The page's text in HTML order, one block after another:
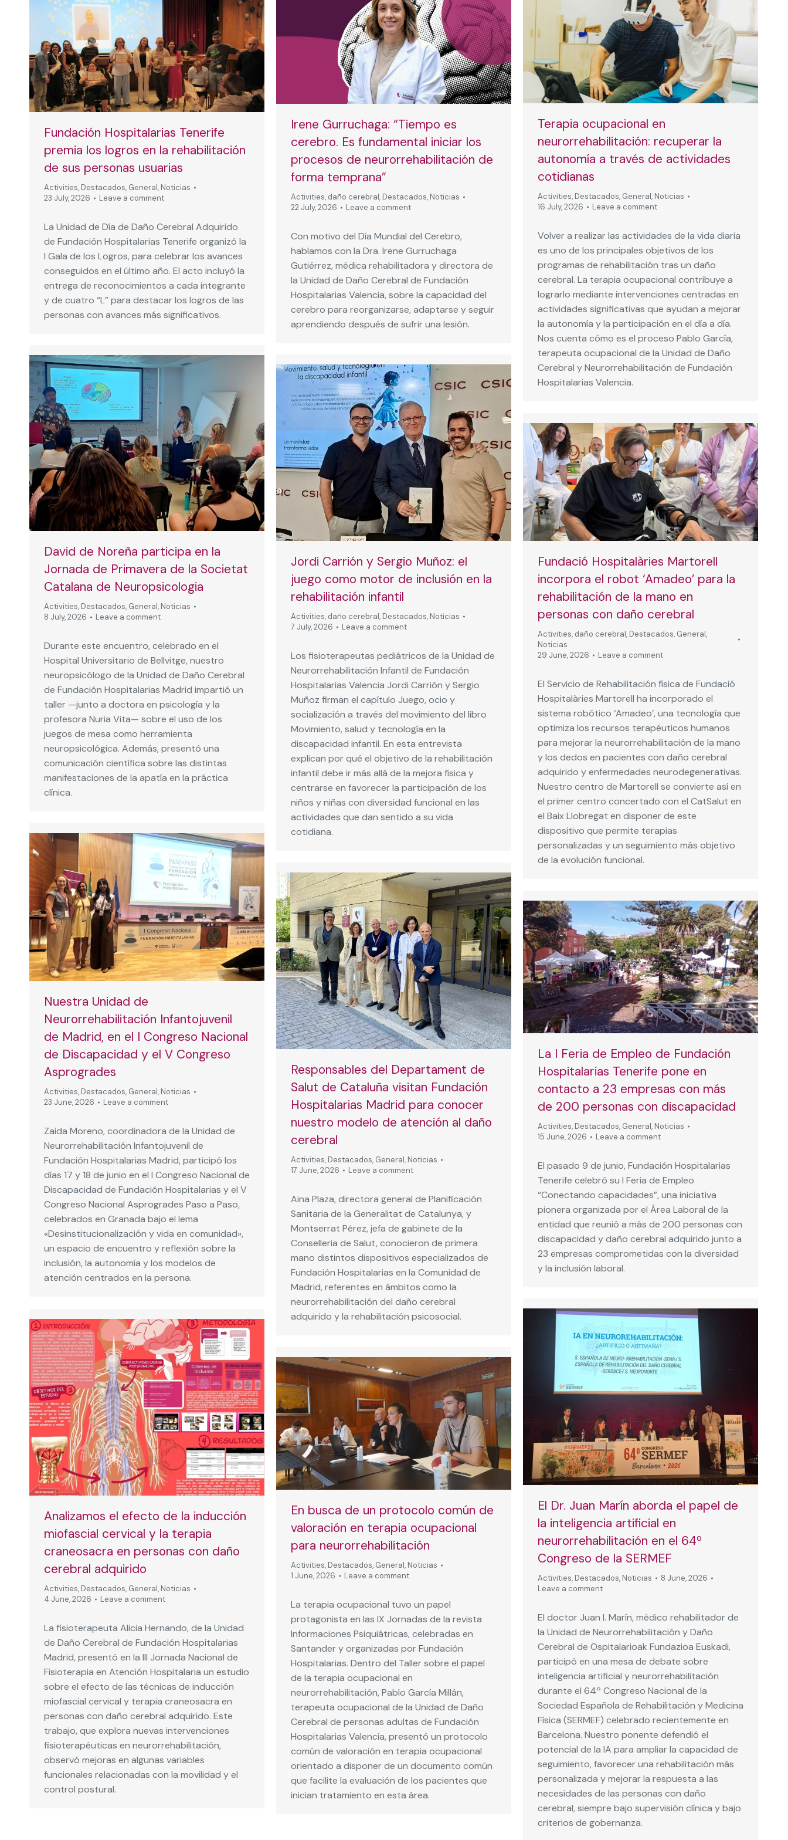
Fundación Hospitalarias Tenerife
premia los logros en la rehabilitación
de sus personas usuarias
Activities, Destacados, General, Noticias
23 July, 2026
Leave a comment
La Unidad de Día de Daño Cerebral Adquirido
de Fundación Hospitalarias Tenerife organizó la
I Gala de los Logros, para celebrar los avances
conseguidos en el último año. El acto incluyó la
entrega de reconocimientos a cada integrante
y de cuatro “L” para destacar los logros de las
personas con avances más significativos.
Irene Gurruchaga: “Tiempo es
cerebro. Es fundamental iniciar los
procesos de neurorrehabilitación de
forma temprana”
Activities, daño cerebral, Destacados, Noticias
22 July, 2026
Leave a comment
Con motivo del Día Mundial del Cerebro,
hablamos con la Dra. Irene Gurruchaga
Gutiérrez, médica rehabilitadora y directora de
la Unidad de Daño Cerebral de Fundación
Hospitalarias Valencia, sobre la capacidad del
cerebro para reorganizarse, adaptarse y seguir
aprendiendo después de sufrir una lesión.
Terapia ocupacional en
neurorrehabilitación: recuperar la
autonomía a través de actividades
cotidianas
Activities, Destacados, General, Noticias
16 July, 2026
Leave a comment
Volver a realizar las actividades de la vida diaria
es uno de los principales objetivos de los
programas de rehabilitación tras un daño
cerebral. La terapia ocupacional contribuye a
lograrlo mediante intervenciones centradas en
actividades significativas que ayudan a mejorar
la autonomía y la participación en el día a día.
Nos cuenta cómo es el proceso Pablo García,
terapeuta ocupacional de la Unidad de Daño
Cerebral y Neurorrehabilitación de Fundación
Hospitalarias Valencia.
David de Noreña participa en la
Jornada de Primavera de la Societat
Catalana de Neuropsicologia
Activities, Destacados, General, Noticias
8 July, 2026
Leave a comment
Durante este encuentro, celebrado en el
Hospital Universitario de Bellvitge, nuestro
neuropsicólogo de la Unidad de Daño Cerebral
de Fundación Hospitalarias Madrid impartió un
taller —junto a doctora en psicología y la
profesora Nuria Vita— sobre el uso de los
juegos de mesa como herramienta
neuropsicológica. Además, presentó una
comunicación científica sobre las distintas
manifestaciones de la apatía en la práctica
clínica.
Jordi Carrión y Sergio Muñoz: el
juego como motor de inclusión en la
rehabilitación infantil
Activities, daño cerebral, Destacados, Noticias
7 July, 2026
Leave a comment
Los fisioterapeutas pediátricos de la Unidad de
Neurorrehabilitación Infantil de Fundación
Hospitalarias Valencia Jordi Carrión y Sergio
Muñoz firman el capítulo Juego, ocio y
socialización a través del movimiento del libro
Movimiento, salud y tecnología en la
discapacidad infantil. En esta entrevista
explican por qué el objetivo de la rehabilitación
infantil debe ir más allá de la mejora física y
centrarse en favorecer la participación de los
niños y niñas con diversidad funcional en las
actividades que dan sentido a su vida
cotidiana.
Fundació Hospitalàries Martorell
incorpora el robot ‘Amadeo’ para la
rehabilitación de la mano en
personas con daño cerebral
Activities, daño cerebral, Destacados, General,
Noticias
29 June, 2026
Leave a comment
El Servicio de Rehabilitación física de Fundació
Hospitalàries Martorell ha incorporado el
sistema robótico ‘Amadeo’, una tecnología que
optimiza los recursos terapéuticos humanos
para mejorar la neurorrehabilitación de la mano
y los dedos en pacientes con daño cerebral
adquirido y enfermedades neurodegenerativas.
Nuestro centro de Martorell se convierte así en
el primer centro concertado con el CatSalut en
el Baix Llobregat en disponer de este
dispositivo que permite terapias
personalizadas y un seguimiento más objetivo
de la evolución funcional.
Nuestra Unidad de
Neurorrehabilitación Infantojuvenil
de Madrid, en el I Congreso Nacional
de Discapacidad y el V Congreso
Asprogrades
Activities, Destacados, General, Noticias
23 June, 2026
Leave a comment
Zaida Moreno, coordinadora de la Unidad de
Neurorrehabilitación Infantojuvenil de
Fundación Hospitalarias Madrid, participó los
días 17 y 18 de junio en el I Congreso Nacional de
Discapacidad de Fundación Hospitalarias y el V
Congreso Nacional Asprogrades Paso a Paso,
celebrados en Granada bajo el lema
«Desinstitucionalización y vida en comunidad»,
un espacio de encuentro y reflexión sobre la
inclusión, la autonomía y los modelos de
atención centrados en la persona.
Responsables del Departament de
Salut de Cataluña visitan Fundación
Hospitalarias Madrid para conocer
nuestro modelo de atención al daño
cerebral
Activities, Destacados, General, Noticias
17 June, 2026
Leave a comment
Aina Plaza, directora general de Planificación
Sanitaria de la Generalitat de Catalunya, y
Montserrat Pérez, jefa de gabinete de la
Conselleria de Salut, conocieron de primera
mano distintos dispositivos especializados de
Fundación Hospitalarias en la Comunidad de
Madrid, referentes en ámbitos como la
neurorrehabilitación del daño cerebral
adquirido y la rehabilitación psicosocial.
La I Feria de Empleo de Fundación
Hospitalarias Tenerife pone en
contacto a 23 empresas con más
de 200 personas con discapacidad
Activities, Destacados, General, Noticias
15 June, 2026
Leave a comment
El pasado 9 de junio, Fundación Hospitalarias
Tenerife celebró su I Feria de Empleo
“Conectando capacidades”, una iniciativa
pionera organizada por el Área Laboral de la
entidad que reunió a más de 200 personas con
discapacidad y daño cerebral adquirido junto a
23 empresas comprometidas con la diversidad
y la inclusión laboral.
El Dr. Juan Marín aborda el papel de
la inteligencia artificial en
neurorrehabilitación en el 64º
Congreso de la SERMEF
Activities, Destacados, Noticias
8 June, 2026
Leave a comment
El doctor Juan I. Marín, médico rehabilitador de
la Unidad de Neurorrehabilitación y Daño
Cerebral de Ospitalarioak Fundazioa Euskadi,
participó en una mesa de debate sobre
inteligencia artificial y neurorrehabilitación
durante el 64º Congreso Nacional de la
Sociedad Española de Rehabilitación y Medicina
Física (SERMEF) celebrado recientemente en
Barcelona. Nuestro ponente defendió el
potencial de la IA para ampliar la capacidad de
seguimiento, favorecer una rehabilitación más
personalizada y mejorar la respuesta a las
necesidades de las personas con daño
cerebral, siempre bajo supervisión clínica y bajo
criterios de gobernanza.
Analizamos el efecto de la inducción
miofascial cervical y la terapia
craneosacra en personas con daño
cerebral adquirido
Activities, Destacados, General, Noticias
4 June, 2026
Leave a comment
La fisioterapeuta Alicia Hernando, de la Unidad
de Daño Cerebral de Fundación Hospitalarias
Madrid, presentó en la III Jornada Nacional de
Fisioterapia en Atención Hospitalaria un estudio
sobre el efecto de las técnicas de inducción
miofascial cervical y terapia craneosacra en
personas con daño cerebral adquirido. Este
trabajo, que explora nuevas intervenciones
fisioterapéuticas en neurorrehabilitación,
observó mejoras en algunas variables
funcionales relacionadas con la movilidad y el
control postural.
En busca de un protocolo común de
valoración en terapia ocupacional
para neurorrehabilitación
Activities, Destacados, General, Noticias
1 June, 2026
Leave a comment
La terapia ocupacional tuvo un papel
protagonista en las IX Jornadas de la revista
Informaciones Psiquiátricas, celebradas en
Santander y organizadas por Fundación
Hospitalarias. Dentro del Taller sobre el papel
de la terapia ocupacional en
neurorrehabilitación, Pablo García Millán,
terapeuta ocupacional de la Unidad de Daño
Cerebral de personas adultas de Fundación
Hospitalarias Valencia, presentó un protocolo
común de valoración en terapia ocupacional
orientado a disponer de un documento común
que facilite la evaluación de los pacientes que
inician tratamiento en esta área.